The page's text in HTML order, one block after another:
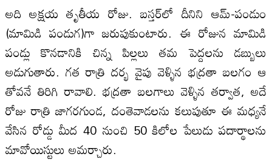
అది అక్షయ తృతీయ రోజు. బస్తర్‌లో దీనిని ఆమ్-పండుం
(మామిడి పండుగ)గా జరుపుకుంటారు. ఈ రోజున మామిడి
పండ్లు కొనడానికి చిన్న పిల్లలు తమ పెద్దలను డబ్బులు
అడుగుతారు. గత రాత్రి దర్భ వైపు వెళ్ళిన భద్రతా బలగం ఆ
తోవనే తిరిగి రావాలి. భద్రతా బలగాలు వెళ్ళిన తర్వాత, అదే
రోజు రాత్రి జాగరగుండ, దంతెవాడలను కలుపుతూ ఈ మధ్యనే
వేసిన రోడ్డు మీద 40 నుంచి 50 కిలోల పేలుడు పదార్థాలను
మావోయిస్టులు అమర్చారు.